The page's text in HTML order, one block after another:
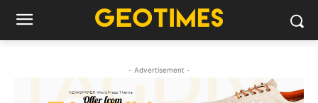
- Advertisement -